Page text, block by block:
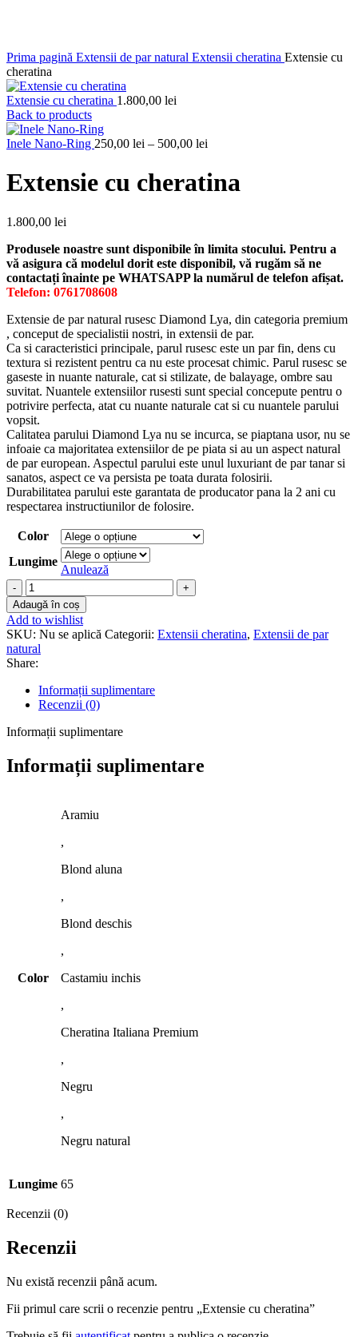
Prima pagină Extensii de par natural Extensii cheratina Extensie cu
cheratina
Extensie cu cheratina 1.800,00 lei
Back to products
Inele Nano-Ring 250,00 lei – 500,00 lei
prețuri:
250,00 lei
Extensie cu cheratina
1.800,00 lei
Produsele noastre sunt disponibile în limita stocului. Pentru a
vă asigura că modelul dorit este disponibil, vă rugăm să ne
contactați înainte pe WHATSAPP la numărul de telefon afișat.
Telefon: 0761708608
Extensie de par natural rusesc Diamond Lya, din categoria premium
, conceput de specialistii nostri, in extensii de par.
Ca si caracteristici principale, parul rusesc este un par fin, dens cu
textura si rezistent pentru ca nu este procesat chimic. Parul rusesc se
gaseste in nuante naturale, cat si stilizate, de balayage, ombre sau
suvitat. Nuantele extensiilor rusesti sunt special concepute pentru o
potrivire perfecta, atat cu nuante naturale cat si cu nuantele parului
vopsit.
Calitatea parului Diamond Lya nu se incurca, se piaptana usor, nu se
infoaie ca majoritatea extensiilor de pe piata si au un aspect natural
de par european. Aspectul parului este unul luxuriant de par tanar si
sanatos, aspect ce va persista pe toata durata folosirii.
Durabilitatea parului este garantata de producator pana la 2 ani cu
respectarea instructiunilor de folosire.
Color
Lungime
Anulează
Cantitate
Extensie
cu
cheratina
Adaugă în coș
Add to wishlist
SKU: Nu se aplică Categorii: Extensii cheratina, Extensii de par
natural
Share:
Informații suplimentare
Recenzii (0)
Informații suplimentare
Informații suplimentare
Color
Aramiu
,
Blond aluna
,
Blond deschis
,
Castamiu inchis
,
Cheratina Italiana Premium
,
Negru
,
Negru natural
Lungime 65
Recenzii (0)
Recenzii
Nu există recenzii până acum.
Fii primul care scrii o recenzie pentru „Extensie cu cheratina”